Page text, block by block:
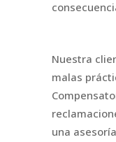
Nuestra
malas
una